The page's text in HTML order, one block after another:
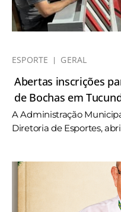
ESPORTE GERAL
Abertas inscrições
de Bochas em
A Administração
Diretoria de Esportes,